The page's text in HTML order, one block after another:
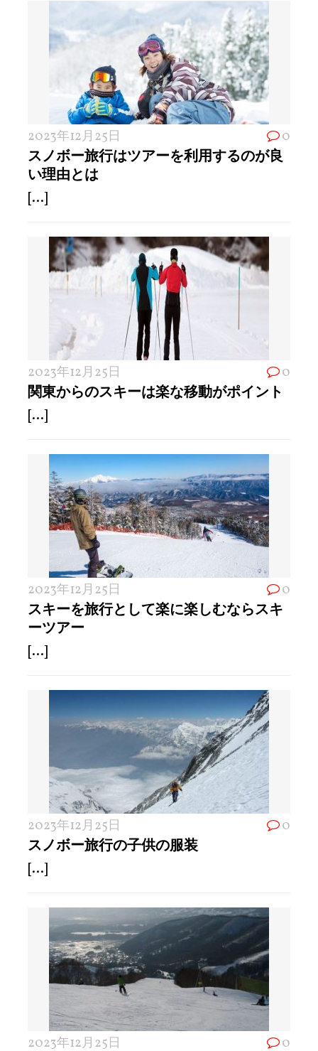
2023年12月25日 0
スノボー旅行はツアーを利用するのが良
い理由とは
[...]
2023年12月25日 0
関東からのスキーは楽な移動がポイント
[...]
2023年12月25日 0
スキーを旅行として楽に楽しむならスキ
ーツアー
[...]
2023年12月25日 0
スノボー旅行の子供の服装
[...]
2023年12月25日 0